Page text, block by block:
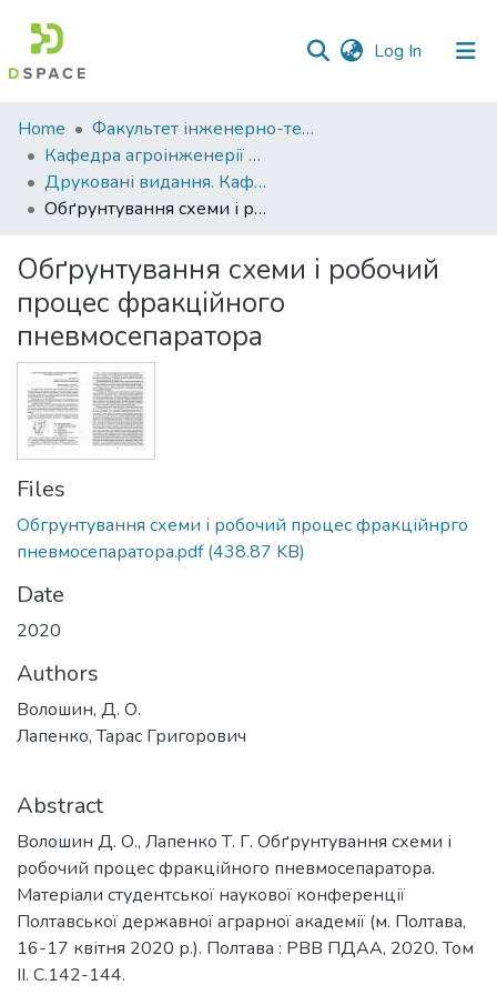
Log In (current)
Communities
&
Collections
All of DSpace
Statistics
Home
Факультет інженерно-технологічний
Кафедра агроінженерії та автомобільного транспорту
Друковані видання. Кафедра агроінженерії та автомобільного транспорту
Обґрунтування схеми і робочий процес фракційного пневмосепаратора
Обґрунтування схеми і робочий
процес фракційного
пневмосепаратора
Files
Обгрунтування схеми і робочий процес фракційнрго
пневмосепаратора.pdf(438.87 KB)
Date
2020
Authors
Волошин, Д. О.
Лапенко, Тарас Григорович
Abstract
Волошин Д. О., Лапенко Т. Г. Обґрунтування схеми і
робочий процес фракційного пневмосепаратора.
Матеріали студентської наукової конференції
Полтавської державної аграрної академії (м. Полтава,
16-17 квітня 2020 р.). Полтава : РВВ ПДАА, 2020. Том
ІІ. С.142-144.